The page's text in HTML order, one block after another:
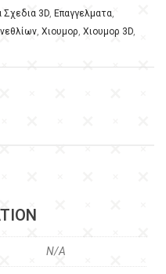
Σχεδια 3D, Επαγγελματα,
, Χιουμορ, Χιουμορ 3D,
N/A